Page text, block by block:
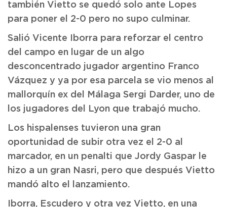
también Vietto se quedó solo ante Lopes
para poner el 2-0 pero no supo culminar.
Salió Vicente Iborra para reforzar el centro
del campo en lugar de un algo
desconcentrado jugador argentino Franco
Vázquez y ya por esa parcela se vio menos al
mallorquín ex del Málaga Sergi Darder, uno de
los jugadores del Lyon que trabajó mucho.
Los hispalenses tuvieron una gran
oportunidad de subir otra vez el 2-0 al
marcador, en un penalti que Jordy Gaspar le
hizo a un gran Nasri, pero que después Vietto
mandó alto el lanzamiento.
Iborra, Escudero y otra vez Vietto, en una